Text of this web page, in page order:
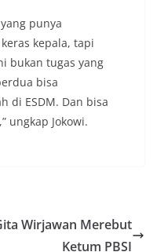
punya
kepala, tapi
bukan tugas yang
bisa
di ESDM. Dan bisa
ungkap Jokowi.
Wirjawan Merebut
Ketum PBSI